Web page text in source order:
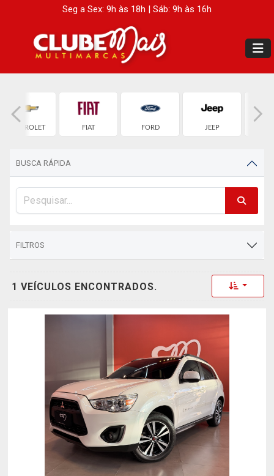
Seg a Sex: 9h às 18h | Sáb: 9h às 16h
CHEVROLET FIAT FORD JEEP
BUSCA RÁPIDA
FILTROS
1 VEÍCULOS ENCONTRADOS. Toggle